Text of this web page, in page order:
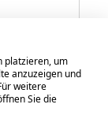
Weiter
platzieren, um
anzuzeigen und
weitere
Sie die